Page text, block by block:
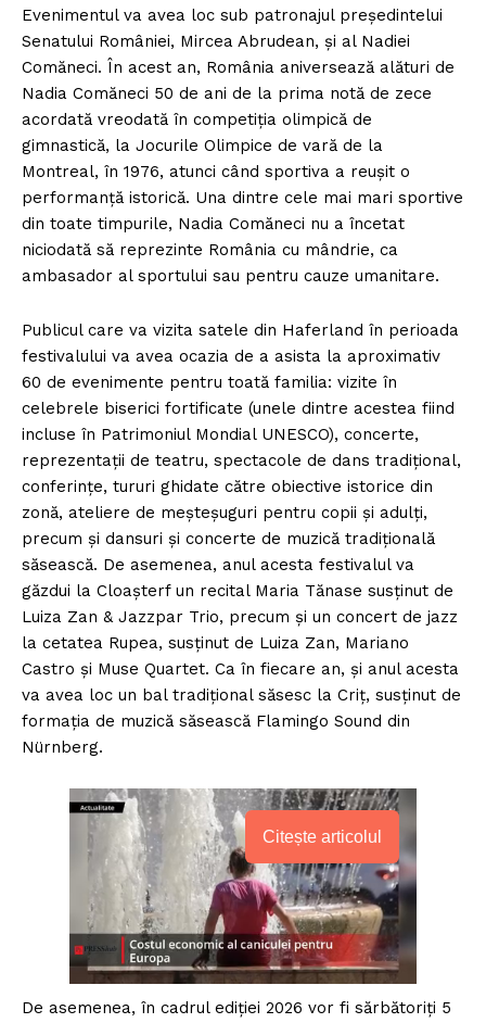
Evenimentul va avea loc sub patronajul președintelui
Senatului României, Mircea Abrudean, și al Nadiei
Comăneci. În acest an, România aniversează alături de
Nadia Comăneci 50 de ani de la prima notă de zece
acordată vreodată în competiția olimpică de
gimnastică, la Jocurile Olimpice de vară de la
Montreal, în 1976, atunci când sportiva a reușit o
performanță istorică. Una dintre cele mai mari sportive
din toate timpurile, Nadia Comăneci nu a încetat
niciodată să reprezinte România cu mândrie, ca
ambasador al sportului sau pentru cauze umanitare.
Publicul care va vizita satele din Haferland în perioada
festivalului va avea ocazia de a asista la aproximativ
60 de evenimente pentru toată familia: vizite în
celebrele biserici fortificate (unele dintre acestea fiind
incluse în Patrimoniul Mondial UNESCO), concerte,
reprezentații de teatru, spectacole de dans tradițional,
conferințe, tururi ghidate către obiective istorice din
zonă, ateliere de meșteșuguri pentru copii și adulți,
precum și dansuri și concerte de muzică tradițională
săsească. De asemenea, anul acesta festivalul va
găzdui la Cloașterf un recital Maria Tănase susținut de
Luiza Zan & Jazzpar Trio, precum și un concert de jazz
la cetatea Rupea, susținut de Luiza Zan, Mariano
Castro și Muse Quartet. Ca în fiecare an, și anul acesta
va avea loc un bal tradițional săsesc la Criț, susținut de
formația de muzică săsească Flamingo Sound din
Nürnberg.
Citește articolul
De asemenea, în cadrul ediției 2026 vor fi sărbătoriți 5